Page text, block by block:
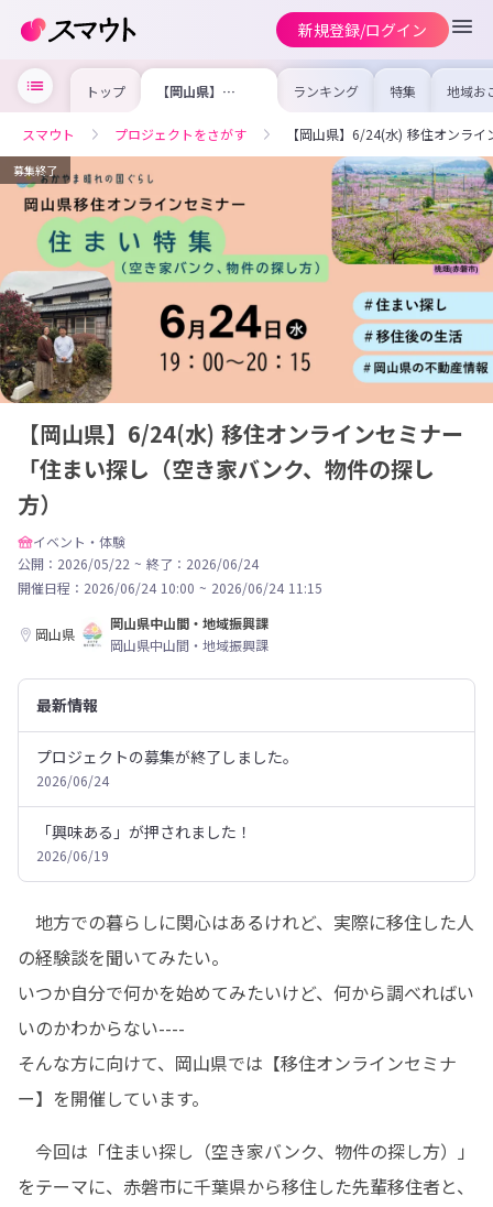
新規登録/ログイン
トップ 【岡山県】
6/24(水) 移住オ
「住まい探し（空
き家バンク、物件
の探し方）
ランキング 特集 地域お
の求
を集め
事内容
を比較
合った
けよう
スマウト プロジェクトをさがす 【岡山県】6/24(水) 移住オンラ
募集終了
【岡山県】6/24(水) 移住オンラインセミナー
「住まい探し（空き家バンク、物件の探し
方）
イベント・体験
公開：2026/05/22 ~ 終了：2026/06/24
開催日程： 2026/06/24 10:00 ~ 2026/06/24 11:15
岡山県
岡山県中山間・地域振興課
岡山県中山間・地域振興課
最新情報
プロジェクトの募集が終了しました。
2026/06/24
「興味ある」が押されました！
2026/06/19
地方での暮らしに関心はあるけれど、実際に移住した人
の経験談を聞いてみたい。
いつか自分で何かを始めてみたいけど、何から調べればい
いのかわからない----
そんな方に向けて、岡山県では【移住オンラインセミナ
ー】を開催しています。
今回は「住まい探し（空き家バンク、物件の探し方）」
をテーマに、赤磐市に千葉県から移住した先輩移住者と、